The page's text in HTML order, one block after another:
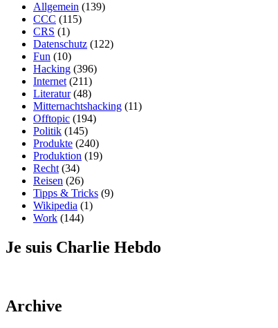
Allgemein (139)
CCC (115)
CRS (1)
Datenschutz (122)
Fun (10)
Hacking (396)
Internet (211)
Literatur(48)
Mitternachtshacking (11)
Offtopic (194)
Politik (145)
Produkte (240)
Produktion (19)
Recht (34)
Reisen (26)
Tipps & Tricks (9)
Wikipedia (1)
Work (144)
Je suis Charlie Hebdo
Archive